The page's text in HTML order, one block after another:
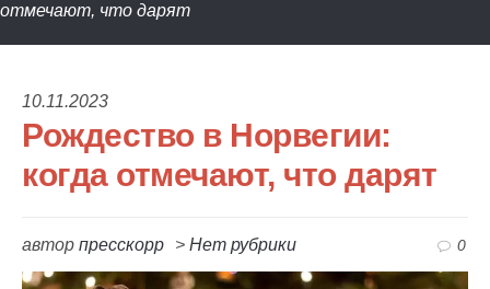
отмечают, что дарят
10.11.2023
Рождество в Норвегии:
когда отмечают, что дарят
автор пресскорр > Нет рубрики 0